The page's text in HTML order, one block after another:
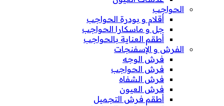
الحواجب
أقلام و بودرة الحواجب
جل و ماسكارا الحواجب
أطقم العناية بالحواجب
الفرش و الإسفنجات
فرش الوجه
فرش الحواجب
فرش الشفاه
فرش العيون
أطقم فرش التجميل